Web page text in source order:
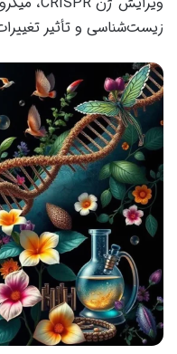
زیست‌شناسی و تأثیر